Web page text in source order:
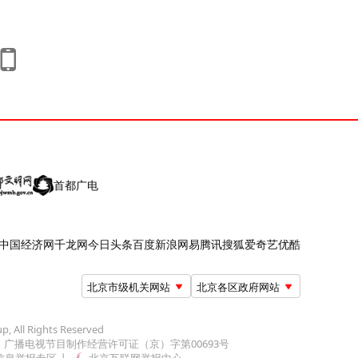
首都广电
国经济网千龙网今日头条百度新浪网易腾讯搜狐爱奇艺优酷
北京市级机关网站 北京各区政府网站
All Rights Reserved
广播电视节目制作经营许可证（京）字第00693号